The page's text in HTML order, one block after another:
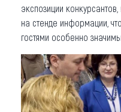
экспозиции
на стенде информации,
гостями особенно